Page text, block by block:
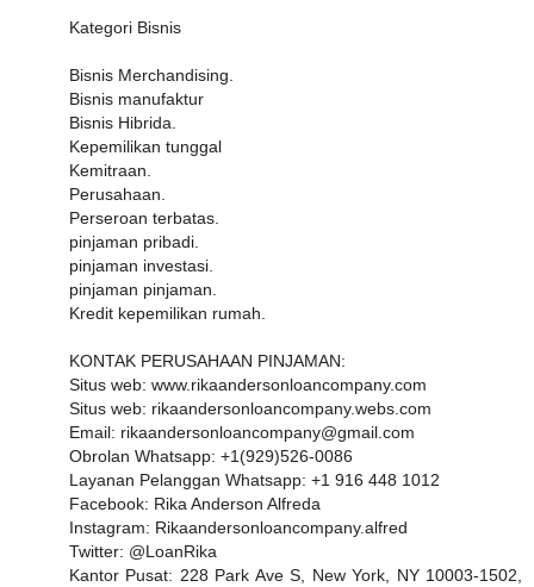
Kategori Bisnis
Bisnis Merchandising.
Bisnis manufaktur
Bisnis Hibrida.
Kepemilikan tunggal
Kemitraan.
Perusahaan.
Perseroan terbatas.
pinjaman pribadi.
pinjaman investasi.
pinjaman pinjaman.
Kredit kepemilikan rumah.
KONTAK PERUSAHAAN PINJAMAN:
Situs web: www.rikaandersonloancompany.com
Situs web: rikaandersonloancompany.webs.com
Email: rikaandersonloancompany@gmail.com
Obrolan Whatsapp: +1(929)526-0086
Layanan Pelanggan Whatsapp: +1 916 448 1012
Facebook: Rika Anderson Alfreda
Instagram: Rikaandersonloancompany.alfred
Twitter: @LoanRika
Kantor Pusat: 228 Park Ave S, New York, NY 10003-1502,